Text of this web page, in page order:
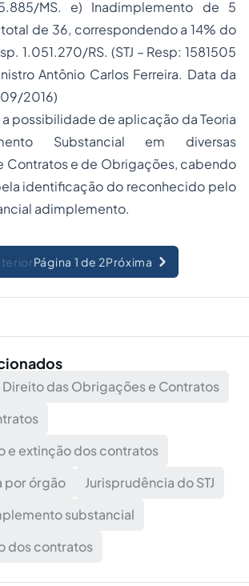
MS. e) Inadimplemento de 5
de 36, correspondendo a 14% do
1.051.270/RS. (STJ – Resp: 1581505
Antônio Carlos Ferreira. Data da
2016)
possibilidade de aplicação da Teoria
Substancial em diversas
Contratos e de Obrigações, cabendo
identificação do reconhecido pelo
adimplemento.
Página 1 de 2Próxima
Direito das Obrigações e Contratos
e extinção dos contratos
por órgão
Jurisprudência do STJ
substancial
dos contratos